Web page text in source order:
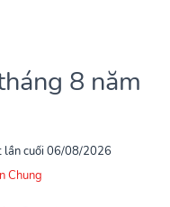
8 năm
lần cuối 06/08/2026
Chung